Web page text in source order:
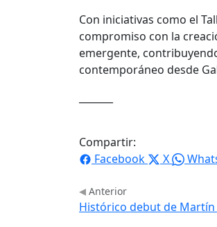
Con iniciativas como el
compromiso con la
emergente,
contemporáneo desde
Compartir:
Facebook
X
Anterior
Histórico debut de Martín